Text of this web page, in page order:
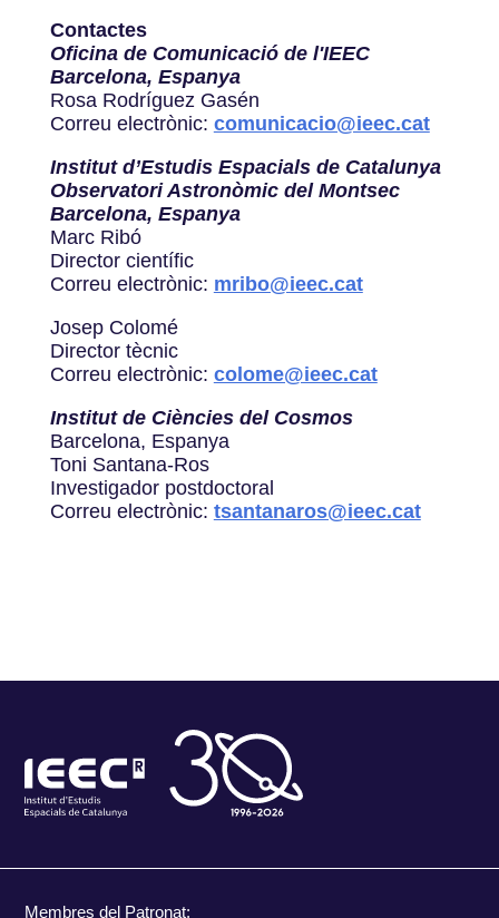
Contactes
Oficina de Comunicació de l'IEEC
Barcelona, Espanya
Rosa Rodríguez Gasén
Correu electrònic: comunicacio@ieec.cat
Institut d’Estudis Espacials de Catalunya
Observatori Astronòmic del Montsec
Barcelona, Espanya
Marc Ribó
Director científic
Correu electrònic: mribo@ieec.cat
Josep Colomé
Director tècnic
Correu electrònic: colome@ieec.cat
Institut de Ciències del Cosmos
Barcelona, Espanya
Toni Santana-Ros
Investigador postdoctoral
Correu electrònic: tsantanaros@ieec.cat
Membres del Patronat: